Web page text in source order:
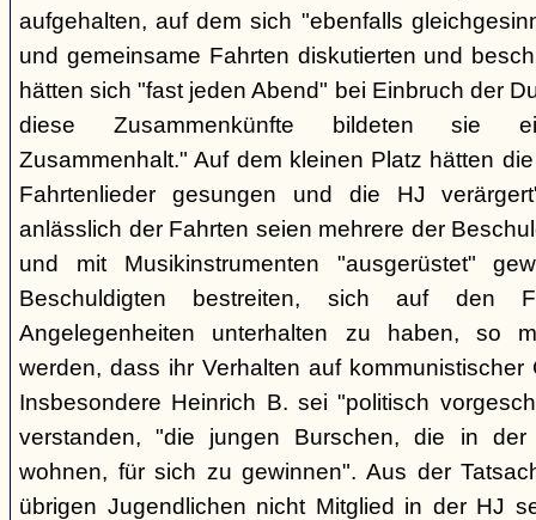
aufgehalten, auf dem sich "ebenfalls
und gemeinsame Fahrten diskutierten und
hätten sich "fast jeden Abend" bei Einbruch der
diese Zusammenkünfte bildeten sie
Zusammenhalt." Auf dem kleinen Platz hätten
Fahrtenlieder gesungen und die HJ
anlässlich der Fahrten seien mehrere der
und mit Musikinstrumenten "ausgerüstet"
Beschuldigten bestreiten, sich auf den
Angelegenheiten unterhalten zu haben, so
werden, dass ihr Verhalten auf kommunistischer
Insbesondere Heinrich B. sei "politisch
verstanden, "die jungen Burschen, die in der
wohnen, für sich zu gewinnen". Aus der
übrigen Jugendlichen nicht Mitglied in der HJ